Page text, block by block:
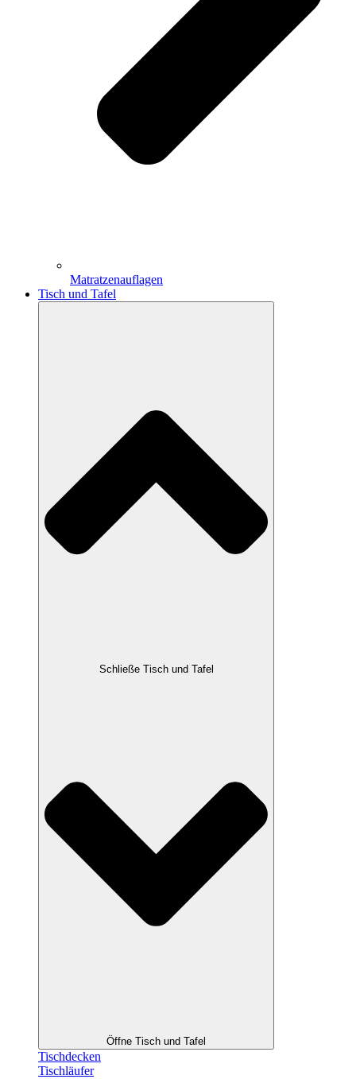
Matratzenauflagen
Tisch und Tafel
Schließe Tisch und Tafel
Öffne Tisch und Tafel
Tischdecken
Tischläufer